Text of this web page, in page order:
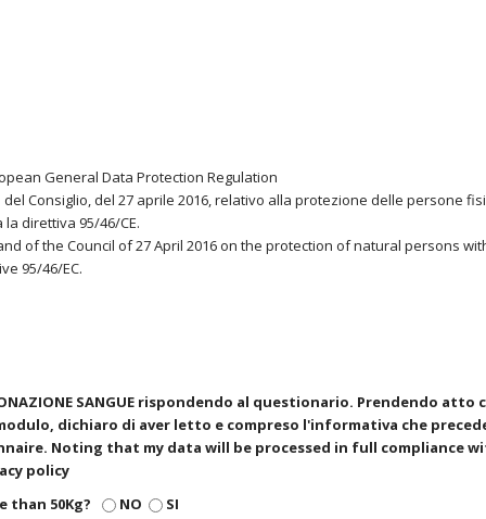
General Data Protection Regulation
Consiglio, del 27 aprile 2016, relativo alla protezione delle persone
direttiva 95/46/CE.
of the Council of 27 April 2016 on the protection of natural persons
95/46/EC.
SANGUE rispondendo al questionario. Prendendo
dichiaro di aver letto e compreso l'informativa che
Noting that my data will be processed in full compliance
policy
than 50Kg?
NO
SI